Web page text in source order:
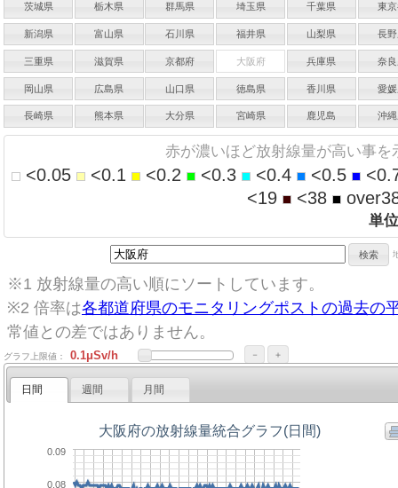
茨城県 栃木県 群馬県 埼玉県 千葉県 東
新潟県 富山県 石川県 福井県 山梨県 長
三重県 滋賀県 京都府 大阪府 兵庫県 奈
岡山県 広島県 山口県 徳島県 香川県 愛
長崎県 熊本県 大分県 宮崎県 鹿児島 沖
赤が濃いほど放射線量が高い事を
<0.05 <0.1 <0.2 <0.3 <0.4 <0.5
<19
<38
単位
※1 放射線量の高い順にソートしています。
※2 倍率は各都道府県のモニタリングポストの過去の
常値との差ではありません。
グラフ上限値： － ＋
日間 週間 月間